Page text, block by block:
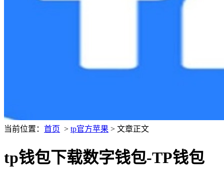
当前位置： 首页 > tp官方苹果 > 文章正文
tp钱包下载数字钱包-TP钱包